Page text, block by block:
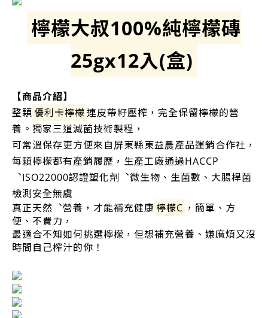
檸檬大叔100%純檸檬磚
25gx12入(盒)
【商品介紹】
整顆 優利卡檸檬連皮帶籽壓榨，完全保留檸檬的營
養。獨家三道滅菌技術製程，
可常溫保存更⽅便來自屏東縣東益農產品運銷合作社，
每顆檸檬都有產銷履歷，生產工廠通過HACCP
︑ISO22000認證塑化劑︑微⽣物、生菌數、大腸桿菌
檢測安全無虞
真正天然︑營養，才能補充健康 檸檬C ，簡單、方
便、不費力，
最適合不知如何挑選檸檬，但想補充營養、嫌麻煩又沒
時間⾃己榨汁的你！